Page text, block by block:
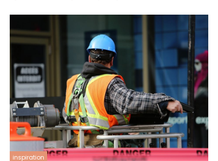
inspiration